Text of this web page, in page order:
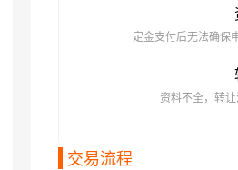
定金支付后无法确保
资料不全，转
交易流程